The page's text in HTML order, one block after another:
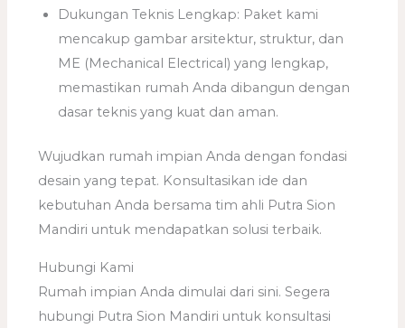
Dukungan Teknis Lengkap: Paket kami
mencakup gambar arsitektur, struktur, dan
ME (Mechanical Electrical) yang lengkap,
memastikan rumah Anda dibangun dengan
dasar teknis yang kuat dan aman.
Wujudkan rumah impian Anda dengan fondasi
desain yang tepat. Konsultasikan ide dan
kebutuhan Anda bersama tim ahli Putra Sion
Mandiri untuk mendapatkan solusi terbaik.
Hubungi Kami
Rumah impian Anda dimulai dari sini. Segera
hubungi Putra Sion Mandiri untuk konsultasi